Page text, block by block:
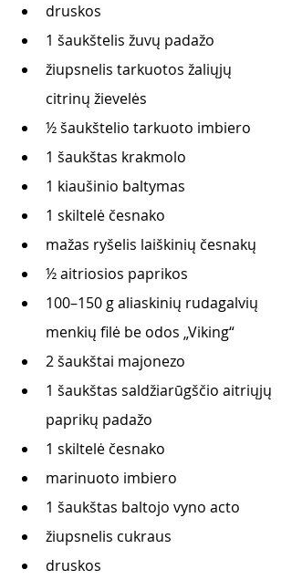
druskos
1 šaukštelis žuvų padažo
žiupsnelis tarkuotos žaliųjų
citrinų žievelės
½ šaukštelio tarkuoto imbiero
1 šaukštas krakmolo
1 kiaušinio baltymas
1 skiltelė česnako
mažas ryšelis laiškinių česnakų
½ aitriosios paprikos
100–150 g aliaskinių rudagalvių
menkių filė be odos „Viking“
2 šaukštai majonezo
1 šaukštas saldžiarūgščio aitriųjų
paprikų padažo
1 skiltelė česnako
marinuoto imbiero
1 šaukštas baltojo vyno acto
žiupsnelis cukraus
druskos